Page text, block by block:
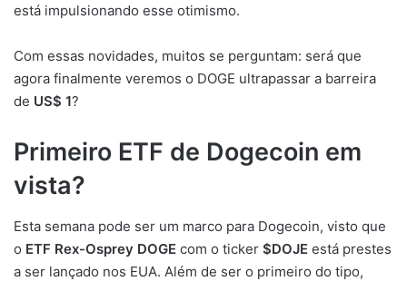
está impulsionando esse otimismo.
Com essas novidades, muitos se perguntam: será que
agora finalmente veremos o DOGE ultrapassar a barreira
de US$ 1?
Primeiro ETF de Dogecoin em
vista?
Esta semana pode ser um marco para Dogecoin, visto que
o ETF Rex-Osprey DOGE com o ticker $DOJE está prestes
a ser lançado nos EUA. Além de ser o primeiro do tipo,